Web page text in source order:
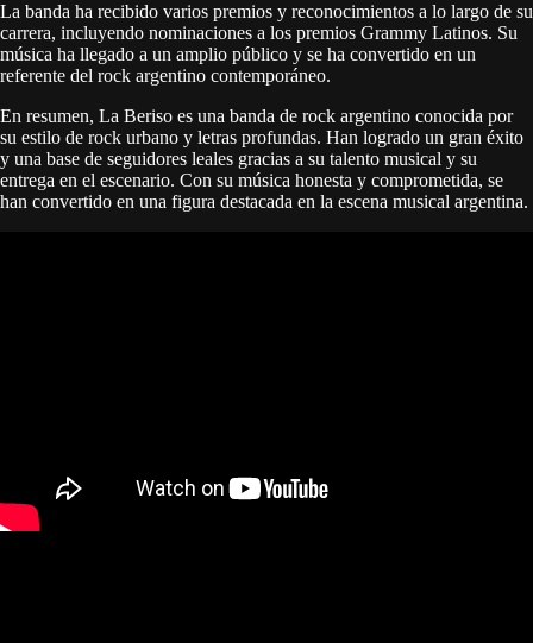
La banda ha recibido varios premios y reconocimientos a lo largo de su
carrera, incluyendo nominaciones a los premios Grammy Latinos. Su
música ha llegado a un amplio público y se ha convertido en un
referente del rock argentino contemporáneo.
En resumen, La Beriso es una banda de rock argentino conocida por
su estilo de rock urbano y letras profundas. Han logrado un gran éxito
y una base de seguidores leales gracias a su talento musical y su
entrega en el escenario. Con su música honesta y comprometida, se
han convertido en una figura destacada en la escena musical argentina.